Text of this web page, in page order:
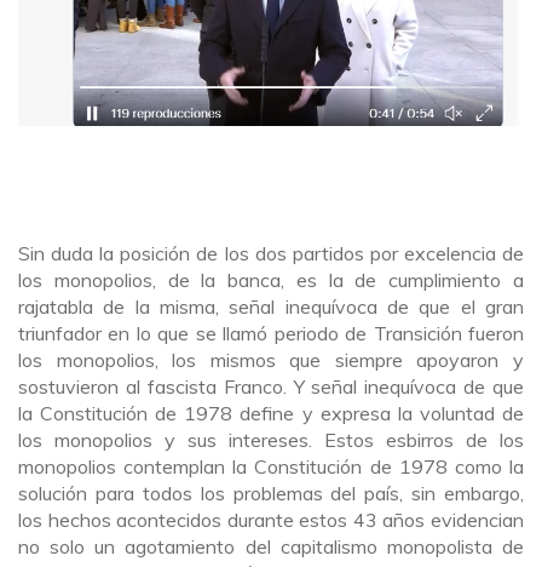
Sin duda la posición de los dos partidos por excelencia de
los monopolios, de la banca, es la de cumplimiento a
rajatabla de la misma, señal inequívoca de que el gran
triunfador en lo que se llamó periodo de Transición fueron
los monopolios, los mismos que siempre apoyaron y
sostuvieron al fascista Franco. Y señal inequívoca de que
la Constitución de 1978 define y expresa la voluntad de
los monopolios y sus intereses. Estos esbirros de los
monopolios contemplan la Constitución de 1978 como la
solución para todos los problemas del país, sin embargo,
los hechos acontecidos durante estos 43 años evidencian
no solo un agotamiento del capitalismo monopolista de